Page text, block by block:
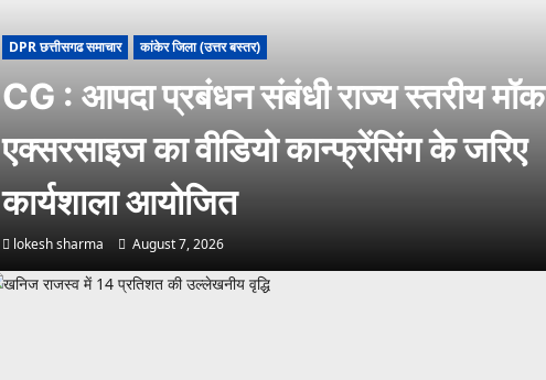
DPR छत्तीसगढ समाचार कांकेर जिला (उत्तर बस्तर)
CG : आपदा प्रबंधन संबंधी राज्य स्तरीय मॉक
एक्सरसाइज का वीडियो कान्फ्रेंसिंग के जरिए
कार्यशाला आयोजित
lokesh sharma August 7, 2026